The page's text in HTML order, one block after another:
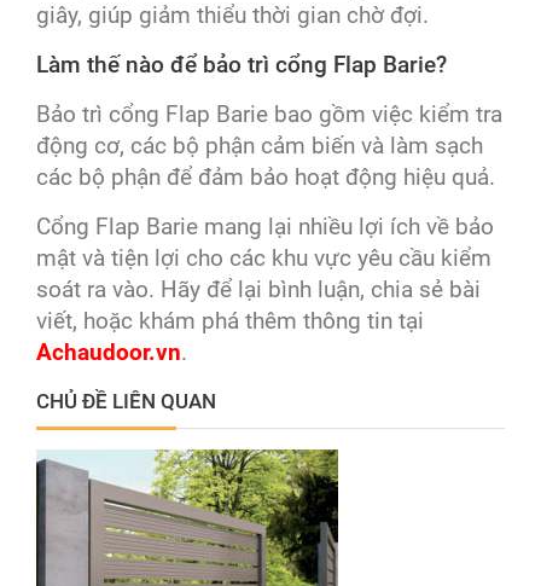
giây, giúp giảm thiểu thời gian chờ đợi.
Làm thế nào để bảo trì cổng Flap Barie?
Bảo trì cổng Flap Barie bao gồm việc kiểm tra
động cơ, các bộ phận cảm biến và làm sạch
các bộ phận để đảm bảo hoạt động hiệu quả.
Cổng Flap Barie mang lại nhiều lợi ích về bảo
mật và tiện lợi cho các khu vực yêu cầu kiểm
soát ra vào. Hãy để lại bình luận, chia sẻ bài
viết, hoặc khám phá thêm thông tin tại
Achaudoor.vn.
CHỦ ĐỀ LIÊN QUAN